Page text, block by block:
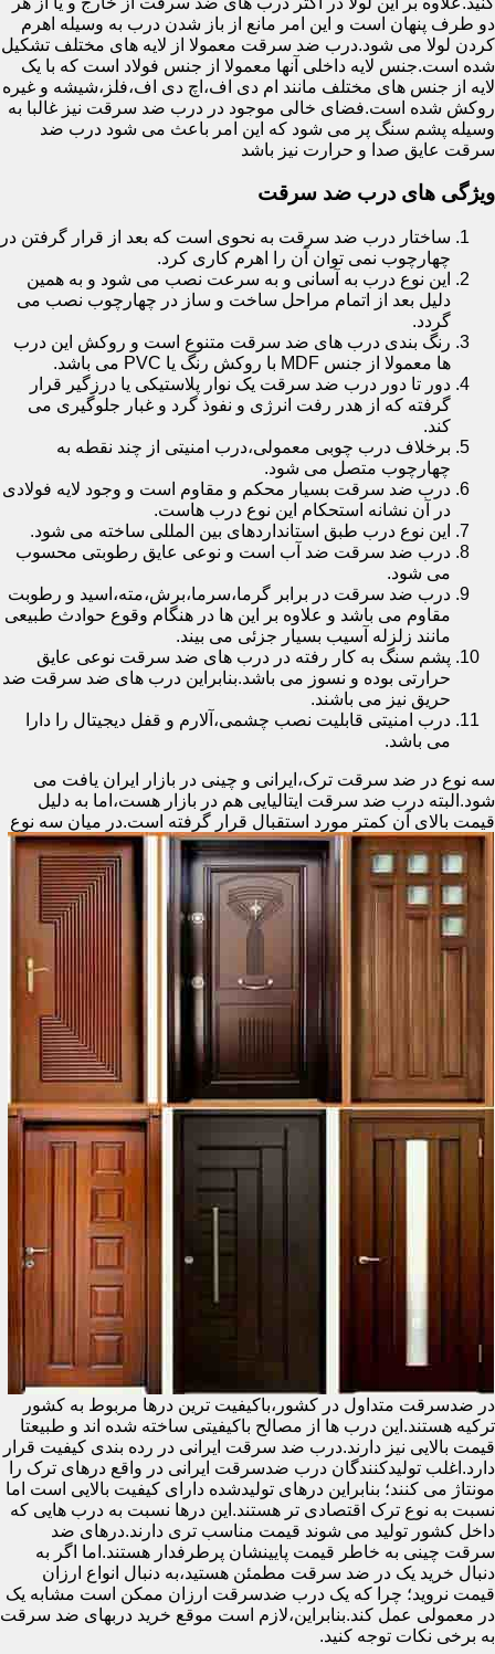
دو طرف پنهان است و این امر مانع از باز شدن درب به وسیله اهرم
کردن لولا می شود.درب ضد سرقت معمولا از لایه های مختلف تشکیل
شده است.جنس لایه داخلی آنها معمولا از جنس فولاد است که با یک
لایه از جنس های مختلف مانند ام دی اف،اچ دی اف،فلز،شیشه و غیره
روکش شده است.فضای خالی موجود در درب ضد سرقت نیز غالبا به
وسیله پشم سنگ پر می شود که این امر باعث می شود درب ضد
سرقت عایق صدا و حرارت نیز باشد
ویژگی های درب ضد سرقت
ساختار درب ضد سرقت به نحوی است که بعد از قرار گرفتن در
چهارچوب نمی توان آن را اهرم کاری کرد.
این نوع درب به آسانی و به سرعت نصب می شود و به همین
دلیل بعد از اتمام مراحل ساخت و ساز در چهارچوب نصب می
گردد.
رنگ بندی درب های ضد سرقت متنوع است و روکش این درب
ها معمولا از جنس MDF با روکش رنگ یا PVC می باشد.
دور تا دور درب ضد سرقت یک نوار پلاستیکی یا درزگیر قرار
گرفته که از هدر رفت انرژی و نفوذ گرد و غبار جلوگیری می
کند.
برخلاف درب چوبی معمولی،درب امنیتی از چند نقطه به
چهارچوب متصل می شود.
درب ضد سرقت بسیار محکم و مقاوم است و وجود لایه فولادی
در آن نشانه استحکام این نوع درب هاست.
این نوع درب طبق استانداردهای بین المللی ساخته می شود.
درب ضد سرقت ضد آب است و نوعی عایق رطوبتی محسوب
می شود.
درب ضد سرقت در برابر گرما،سرما،برش،مته،اسید و رطوبت
مقاوم می باشد و علاوه بر این ها در هنگام وقوع حوادث طبیعی
مانند زلزله آسیب بسیار جزئی می بیند.
پشم سنگ به کار رفته در درب های ضد سرقت نوعی عایق
حرارتی بوده و نسوز می باشد.بنابراین درب های ضد سرقت ضد
حریق نیز می باشند.
درب امنیتی قابلیت نصب چشمی،آلارم و قفل دیجیتال را دارا
می باشد.
سه نوع در ضد سرقت ترک،ایرانی و چینی در بازار ایران یافت می
شود.البته درب ضد سرقت ایتالیایی هم در بازار هست،اما به دلیل
قیمت بالای آن کمتر مورد استقبال قرار گرفته است.در میان سه نوع
در ضدسرقت متداول در کشور،باکیفیت ترین درها مربوط به کشور
ترکیه هستند.این درب ها از مصالح باکیفیتی ساخته شده اند و طبیعتا
قیمت بالایی نیز دارند.درب ضد سرقت ایرانی در رده بندی کیفیت قرار
دارد.اغلب تولیدکنندگان درب ضدسرقت ایرانی در واقع درهای ترک را
مونتاژ می کنند؛ بنابراین درهای تولیدشده دارای کیفیت بالایی است اما
نسبت به نوع ترک اقتصادی تر هستند.این درها نسبت به درب هایی که
داخل کشور تولید می شوند قیمت مناسب تری دارند.درهای ضد
سرقت چینی به خاطر قیمت پایینشان پرطرفدار هستند.اما اگر به
دنبال خرید یک در ضد سرقت مطمئن هستید،به دنبال انواع ارزان
قیمت نروید؛ چرا که یک درب ضدسرقت ارزان ممکن است مشابه یک
در معمولی عمل کند.بنابراین،لازم است موقع خرید دربهای ضد سرقت
به برخی نکات توجه کنید.